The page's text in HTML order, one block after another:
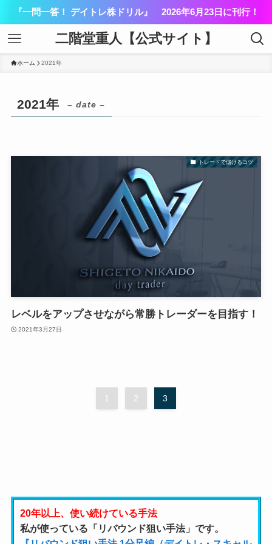
『一問一答！ デイトレ株ドリル』 2026年6月23日に刊行！
二階堂重人【公式サイト】
ホーム 2021年
2021年 – date –
トレードで儲けるコツ
レベルをアップさせながら常勝トレーダーを目指す！
2021年3月27日
1 2 3
20年以上、使い続けている手法
私が使っている「リバウンド狙い手法」です。